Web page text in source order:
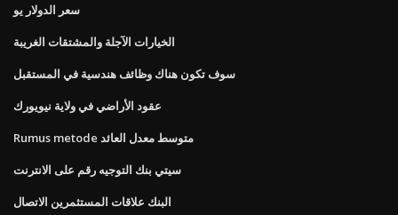
سعر الدولار يو
الخيارات الآجلة والمشتقات الغريبة
سوف تكون هناك وظائف هندسية في المستقبل
عقود الأراضي في ولاية نيويورك
Rumus metode متوسط ​​معدل العائد
سيتي بنك التوجيه رقم على الانترنت
البنك علاقات المستثمرين الاتصال